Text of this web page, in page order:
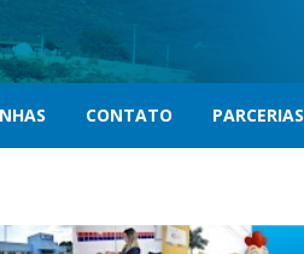
CONTATO PARCERIAS